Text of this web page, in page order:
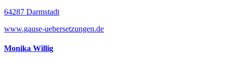
64287 Darmstadt
www.gause-uebersetzungen.de
Monika Willig